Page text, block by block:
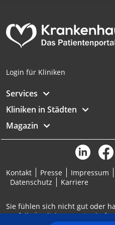
Login für Kliniken
Services
Kliniken in Städten
Magazin
Kontakt Presse Impressum
Datenschutz
Karriere
Sie fühlen sich nicht gut oder
Notfall? Ärztlicher
verschiedenen Quellen
Entwicklung und
Verwendung reduzierter
IAB-Besonderheiten:
Verwendung genauer
Informationen identifizieren
Nicht-IAB-Verarbeitungszwecke:
Notwendig